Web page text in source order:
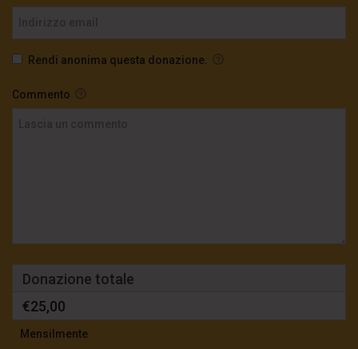
Rendi anonima questa donazione.
Commento
Donazione totale
€25,00
Mensilmente